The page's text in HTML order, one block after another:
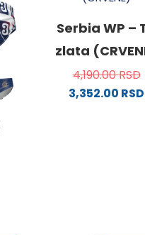
Serbia WP –
zlata
4,190.00RSD
3,352.00 RSD